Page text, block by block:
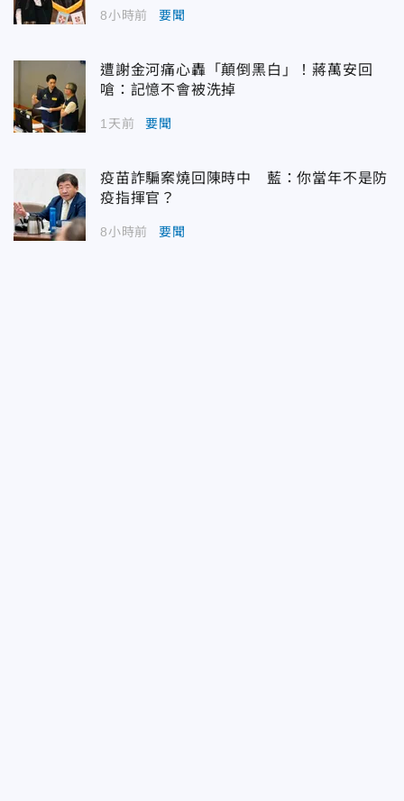
8小時前 要聞
遭謝金河痛心轟「顛倒黑白」！蔣萬安回
嗆：記憶不會被洗掉
1天前 要聞
疫苗詐騙案燒回陳時中 藍：你當年不是防
疫指揮官？
8小時前 要聞